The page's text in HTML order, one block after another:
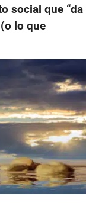
social que “da
lo que